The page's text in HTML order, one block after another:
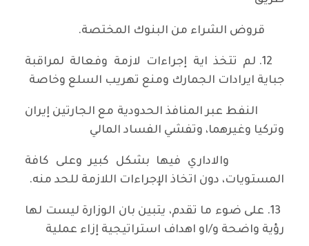
قروض الشراء من البنوك المختصة.
12. لم تتخذ اية إجراءات لازمة وفعالة لمراقبة
جباية ايرادات الجمارك ومنع تهريب السلع وخاصة
النفط عبر المنافذ الحدودية مع الجارتين إيران
وتركيا وغيرهما، وتفشي الفساد المالي
والاداري فيها بشكل كبير وعلى كافة
المستويات، دون اتخاذ الإجراءات اللازمة للحد منه.
13. على ضوء ما تقدم، يتبين بان الوزارة ليست لها
رؤية واضحة و/او اهداف استراتيجية إزاء عملية